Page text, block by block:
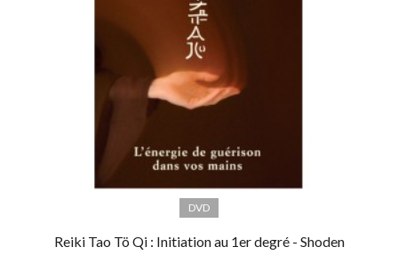
DVD
Reiki Tao Tö Qi : Initiation au 1er degré - Shoden